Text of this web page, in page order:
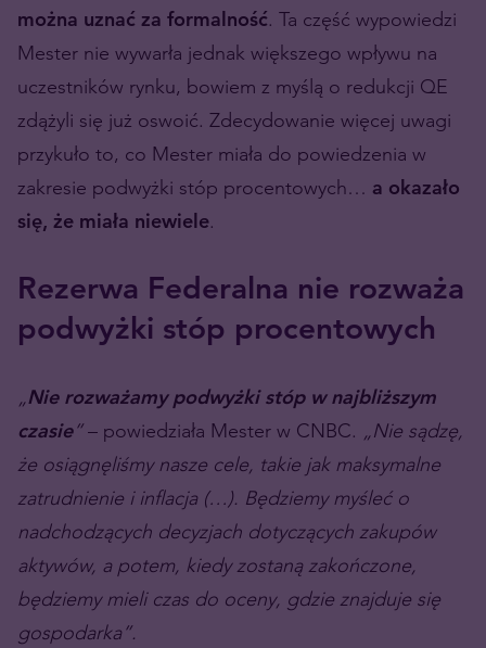
można uznać za formalność. Ta część wypowiedzi
Mester nie wywarła jednak większego wpływu na
uczestników rynku, bowiem z myślą o redukcji QE
zdążyli się już oswoić. Zdecydowanie więcej uwagi
przykuło to, co Mester miała do powiedzenia w
zakresie podwyżki stóp procentowych… a okazało
się, że miała niewiele.
Rezerwa Federalna nie rozważa
podwyżki stóp procentowych
„Nie rozważamy podwyżki stóp w najbliższym
czasie”– powiedziała Mester w CNBC. „Nie sądzę,
że osiągnęliśmy nasze cele, takie jak maksymalne
zatrudnienie i inflacja (…). Będziemy myśleć o
nadchodzących decyzjach dotyczących zakupów
aktywów, a potem, kiedy zostaną zakończone,
będziemy mieli czas do oceny, gdzie znajduje się
gospodarka”.